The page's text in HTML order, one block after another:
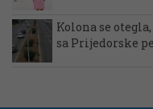
Kolona se
sa Prijedorske